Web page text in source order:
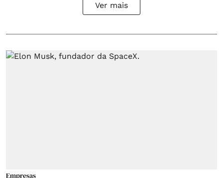
Ver mais
Empresas